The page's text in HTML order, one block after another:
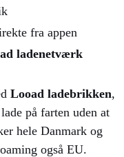
fra appen
ladenetværk
Looad ladebrikken,
på farten uden at
hele Danmark og
også EU.